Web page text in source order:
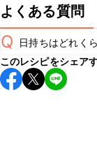
よくある質問
Q 日持ちはどれく
保存期間は冷蔵
し上がりください
このレシピをシェア